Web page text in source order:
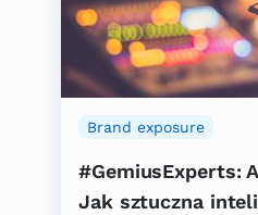
Brand exposure
#GemiusExperts:
Jak sztuczna